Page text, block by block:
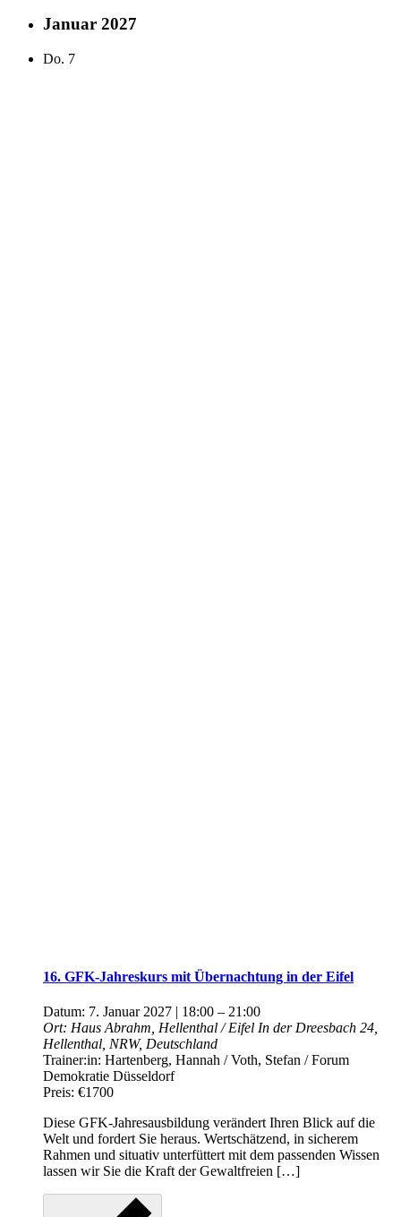
Januar 2027
Do. 7
16. GFK-Jahreskurs mit Übernachtung in der Eifel
Datum: 7. Januar 2027 | 18:00 – 21:00
Ort: Haus Abrahm, Hellenthal / Eifel In der Dreesbach 24,
Hellenthal, NRW, Deutschland
Trainer:in: Hartenberg, Hannah / Voth, Stefan / Forum
Demokratie Düsseldorf
Preis: €1700
Diese GFK-Jahresausbildung verändert Ihren Blick auf die
Welt und fordert Sie heraus. Wertschätzend, in sicherem
Rahmen und situativ unterfüttert mit dem passenden Wissen
lassen wir Sie die Kraft der Gewaltfreien […]